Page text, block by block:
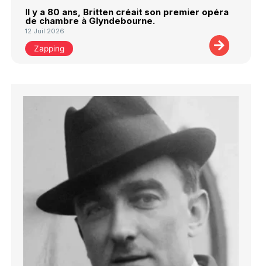
Il y a 80 ans, Britten créait son premier opéra
de chambre à Glyndebourne.
12 Juil 2026
Zapping